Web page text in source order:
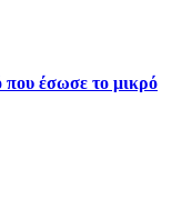
που έσωσε το μικρό